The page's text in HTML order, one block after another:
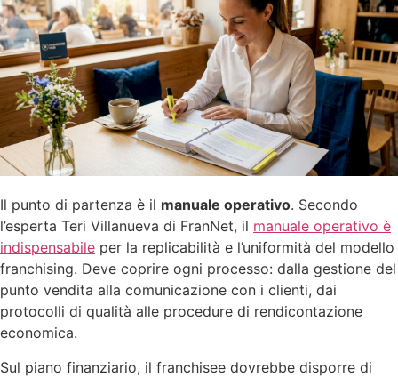
Il punto di partenza è il manuale operativo. Secondo
l’esperta Teri Villanueva di FranNet, il manuale operativo è
indispensabile per la replicabilità e l’uniformità del modello
franchising. Deve coprire ogni processo: dalla gestione del
punto vendita alla comunicazione con i clienti, dai
protocolli di qualità alle procedure di rendicontazione
economica.
Sul piano finanziario, il franchisee dovrebbe disporre di